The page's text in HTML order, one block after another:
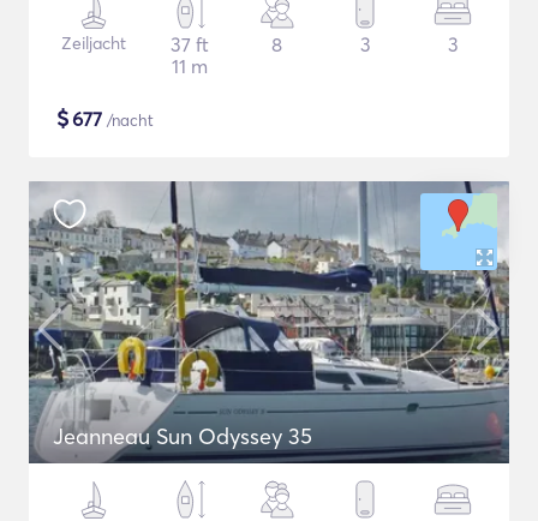
Zeiljacht
37 ft
11 m
8 3 3
$677 /nacht
Jeanneau Sun Odyssey 35